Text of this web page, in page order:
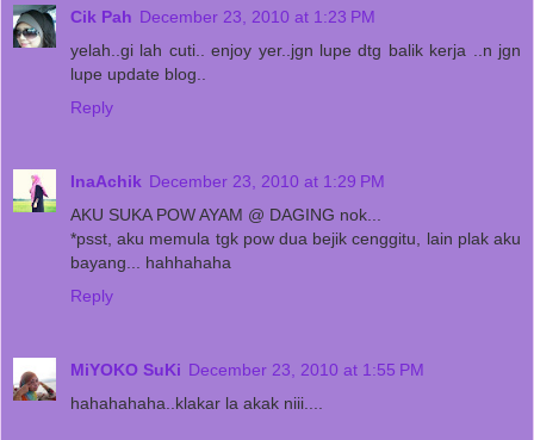
Cik Pah December 23, 2010 at 1:23 PM
yelah..gi lah cuti.. enjoy yer..jgn lupe dtg balik kerja ..n jgn
lupe update blog..
Reply
InaAchik December 23, 2010 at 1:29 PM
AKU SUKA POW AYAM @ DAGING nok...
*psst, aku memula tgk pow dua bejik cenggitu, lain plak aku
bayang... hahhahaha
Reply
MiYOKO SuKi December 23, 2010 at 1:55 PM
hahahahaha..klakar la akak niii....